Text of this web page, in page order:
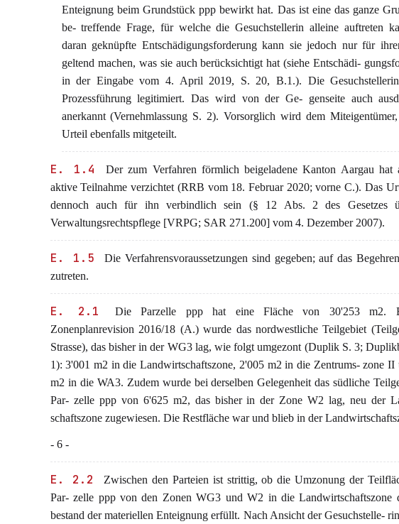
Enteignung beim Grundstück ppp bewirkt hat. Das ist eine das ganze
be- treffende Frage, für welche die Gesuchstellerin alleine auftreten
daran geknüpfte Entschädigungsforderung kann sie jedoch nur für
geltend machen, was sie auch berücksichtigt hat (siehe Entschädi-
in der Eingabe vom 4. April 2019, S. 20, B.1.). Die
Prozessführung legitimiert. Das wird von der Ge- genseite auch
anerkannt (Vernehmlassung S. 2). Vorsorglich wird dem
Urteil ebenfalls mitgeteilt.
E. 1.4
Der zum Verfahren förmlich beigeladene Kanton Aargau hat
aktive Teilnahme verzichtet (RRB vom 18. Februar 2020; vorne C.). Das
dennoch auch für ihn verbindlich sein (§ 12 Abs. 2 des Gesetzes
Verwaltungsrechtspflege [VRPG; SAR 271.200] vom 4. Dezember 2007).
E. 1.5
Die Verfahrensvoraussetzungen sind gegeben; auf das
zutreten.
E. 2.1
Die Parzelle ppp hat eine Fläche von 30'253 m2.
Zonenplanrevision 2016/18 (A.) wurde das nordwestliche Teilgebiet
Strasse), das bisher in der WG3 lag, wie folgt umgezont (Duplik S. 3;
1): 3'001 m2 in die Landwirtschaftszone, 2'005 m2 in die Zentrums- zone II
m2 in die WA3. Zudem wurde bei derselben Gelegenheit das südliche
Par- zelle ppp von 6'625 m2, das bisher in der Zone W2 lag, neu der
schaftszone zugewiesen. Die Restfläche war und blieb in der
- 6 -
E. 2.2
Zwischen den Parteien ist strittig, ob die Umzonung der
Par- zelle ppp von den Zonen WG3 und W2 in die Landwirtschaftszone
bestand der materiellen Enteignung erfüllt. Nach Ansicht der Gesuchstelle-